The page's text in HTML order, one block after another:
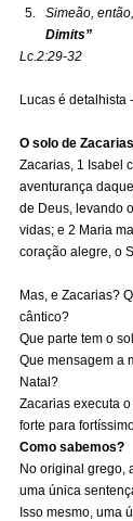
Simeão,
Dimits”
Lc.2:29-32
Lucas é detalhista
O solo de Zacarias
Zacarias, 1 Isabel
aventurança
de Deus, levando
vidas; e 2 Maria
coração alegre, o
Mas, e Zacarias?
cântico?
Que parte tem o
Que mensagem a
Natal?
Zacarias executa
forte para
Como sabemos?
No original grego,
uma única
Isso mesmo, uma